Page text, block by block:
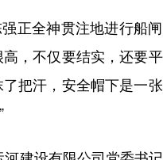
正全神贯注地进行船
，不仅要结实，还要
把汗，安全帽下是一